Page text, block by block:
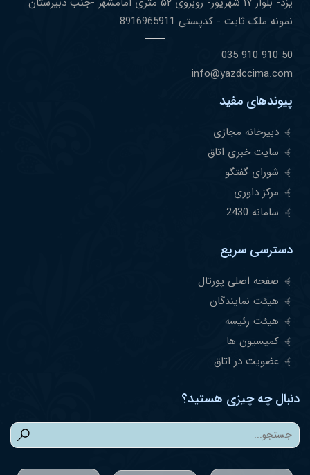
نمونه ملک ثابت - کدپستی 8916965911
50 910 910 035
info@yazdccima.com
پیوندهای مفید
دبیرخانه مجازی
سایت خبری اتاق
شورای گفتگو
مرکز داوری
سامانه 2430
دسترسی سریع
صفحه اصلی پورتال
هیئت نمایندگان
هیئت رئیسه
کمیسیون ها
عضویت در اتاق
دنبال چه چیزی هستید؟